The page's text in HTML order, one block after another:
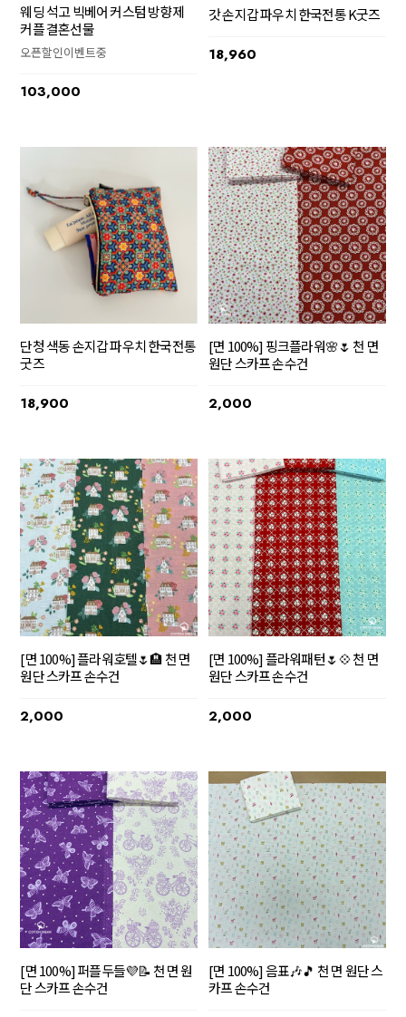
웨딩 석고 빅베어 커스텀 방향제
커플 결혼선물
오픈할인이벤트중
103,000
갓 손지갑 파우치 한국전통 K굿즈
18,960
단청 색동 손지갑 파우치 한국전통
굿즈
18,900
[면 100%] 핑크플라워🌸🌷 천 면
원단 스카프 손수건
2,000
[면 100%] 플라워호텔🌷🏨 천 면
원단 스카프 손수건
2,000
[면 100%] 플라워패턴🌷💠 천 면
원단 스카프 손수건
2,000
[면 100%] 퍼플두들💜📝 천 면 원
단 스카프 손수건
[면 100%] 음표🎶🎵 천 면 원단 스
카프 손수건